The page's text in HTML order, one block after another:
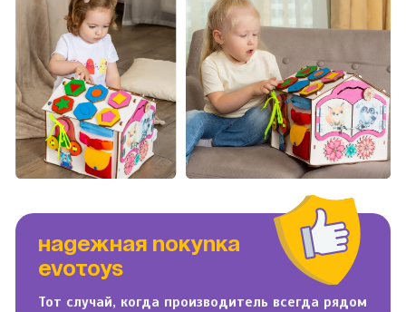
НАДЕЖНАЯ ПОКУПКА
EVOTOYS
Тот случай, когда производитель всегда рядом